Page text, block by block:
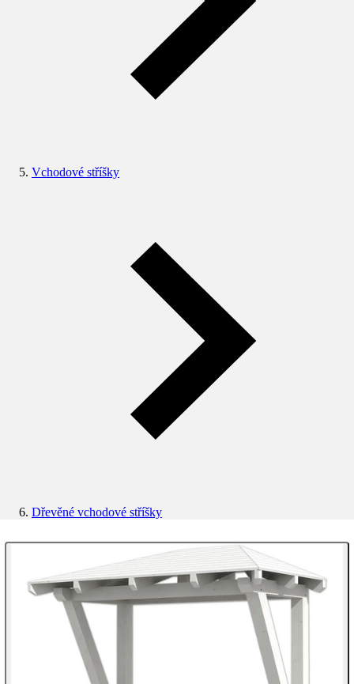
Vchodové stříšky
Dřevěné vchodové stříšky